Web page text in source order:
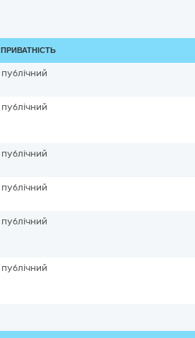
ПРИВАТНІСТЬ
публічний
публічний
публічний
публічний
публічний
публічний